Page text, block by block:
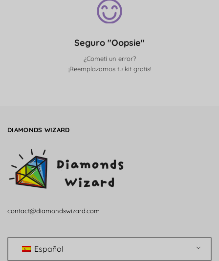
Seguro "Oopsie"
¿Cometí un error?
¡Reemplazamos tu kit gratis!
DIAMONDS WIZARD
contact@diamondswizard.com
Español